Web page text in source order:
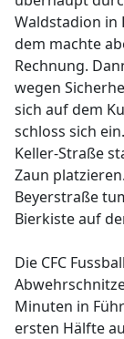
Waldstadion in
dem machte
Rechnung.
wegen
sich auf dem
schloss sich
Keller-Straße
Zaun
Beyerstraße
Bierkiste auf
Die CFC
Minuten in
ersten Hälfte